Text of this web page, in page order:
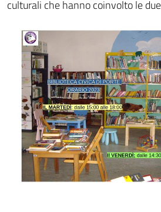
culturali che hanno coinvolto le